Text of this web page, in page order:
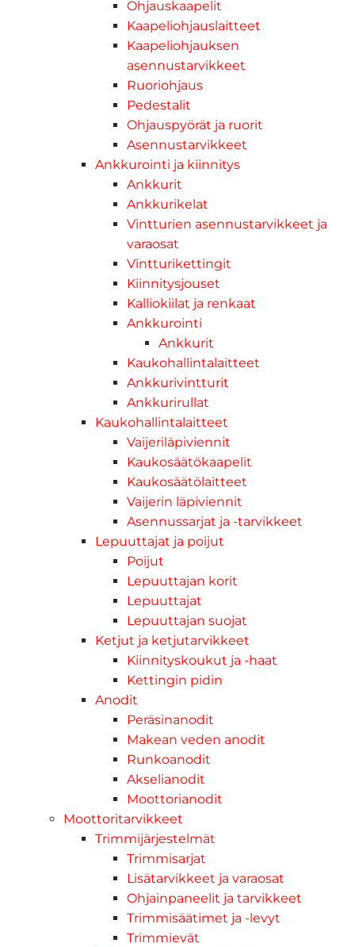
Ohjauskaapelit
Kaapeliohjauslaitteet
Kaapeliohjauksen
asennustarvikkeet
Ruoriohjaus
Pedestalit
Ohjauspyörät ja ruorit
Asennustarvikkeet
Ankkurointi ja kiinnitys
Ankkurit
Ankkurikelat
Vintturien asennustarvikkeet ja
varaosat
Vintturikettingit
Kiinnitysjouset
Kalliokiilat ja renkaat
Ankkurointi
Ankkurit
Kaukohallintalaitteet
Ankkurivintturit
Ankkurirullat
Kaukohallintalaitteet
Vaijeriläpiviennit
Kaukosäätökaapelit
Kaukosäätölaitteet
Vaijerin läpiviennit
Asennussarjat ja -tarvikkeet
Lepuuttajat ja poijut
Poijut
Lepuuttajan korit
Lepuuttajat
Lepuuttajan suojat
Ketjut ja ketjutarvikkeet
Kiinnityskoukut ja -haat
Kettingin pidin
Anodit
Peräsinanodit
Makean veden anodit
Runkoanodit
Akselianodit
Moottorianodit
Moottoritarvikkeet
Trimmijärjestelmät
Trimmisarjat
Lisätarvikkeet ja varaosat
Ohjainpaneelit ja tarvikkeet
Trimmisäätimet ja -levyt
Trimmievät